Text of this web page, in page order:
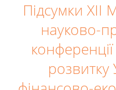
Підсумки ХІI
науково-
розвитку